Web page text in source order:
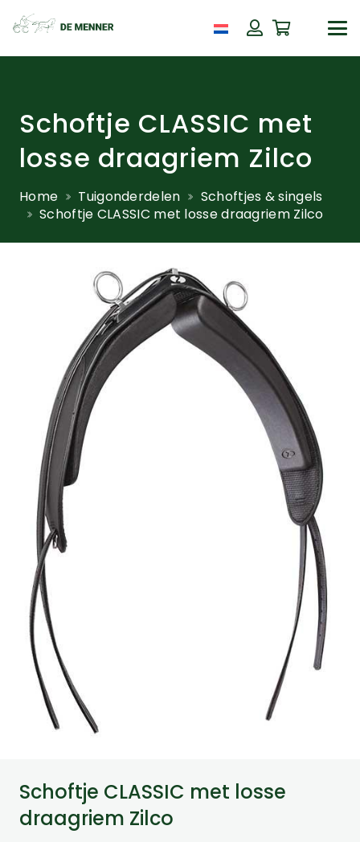
Schoftje CLASSIC met
losse draagriem Zilco
Home Tuigonderdelen
Schoftjes & singels
Schoftje CLASSIC met losse draagriem Zilco
Schoftje CLASSIC met losse
draagriem Zilco